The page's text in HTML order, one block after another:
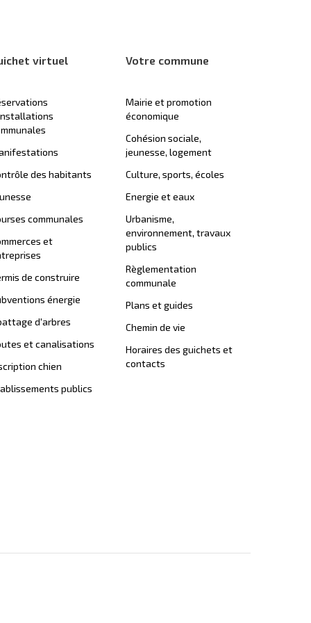
virtuel
des habitants
communales
et
de construire
énergie
d'arbres
et canalisations
chien
publics
Votre commune
Mairie et promotion
économique
Cohésion sociale,
jeunesse, logement
Culture, sports, écoles
Energie et eaux
Urbanisme,
environnement, travaux
publics
Règlementation
communale
Plans et guides
Chemin de vie
Horaires des guichets et
contacts